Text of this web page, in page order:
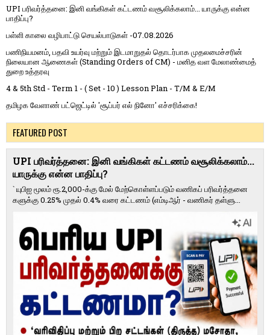
UPI பரிவர்த்தனை: இனி வங்கிகள் கட்டணம் வசூலிக்கலாம்... யாருக்கு என்ன
பாதிப்பு?
பள்ளி காலை வழிபாட்டு செயல்பாடுகள் -07.08.2026
பணிநியமனம், பதவி உயர்வு மற்றும் இடமாறுதல் தொடர்பாக முதலமைச்சரின்
நிலையான ஆணைகள் (Standing Orders of CM) - மனித வள மேலாண்மைத்
துறை உத்தரவு
4 & 5th Std - Term 1 - ( Set - 10 ) Lesson Plan - T/M & E/M
தமிழக வேளாண் பட்ஜெட்டில் 'சூப்பர் எல் நினோ' எச்சரிக்கை!
FEATURED POST
UPI பரிவர்த்தனை: இனி வங்கிகள் கட்டணம் வசூலிக்கலாம்...
யாருக்கு என்ன பாதிப்பு?
` யுபிஐ மூலம் ரூ.2,000-க்கு மேல் மேற்​கொள்​ளப்​படும் வணி​கப் பரிவர்த்​தனை​
களுக்கு 0.25% முதல் 0.4% வரை கட்​ட​ணம் (எம்​டிஆர் - வணி​கர் தள்​ளு...